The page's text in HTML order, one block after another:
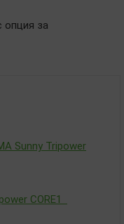
опция за
Sunny Tripower
CORE1